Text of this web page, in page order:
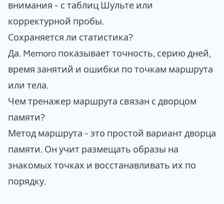
внимания - с таблиц Шульте или
корректурной пробы.
Сохраняется ли статистика?
Да. Memoro показывает точность, серию дней,
время занятий и ошибки по точкам маршрута
или тела.
Чем тренажер маршрута связан с дворцом
памяти?
Метод маршрута - это простой вариант дворца
памяти. Он учит размещать образы на
знакомых точках и восстанавливать их по
порядку.